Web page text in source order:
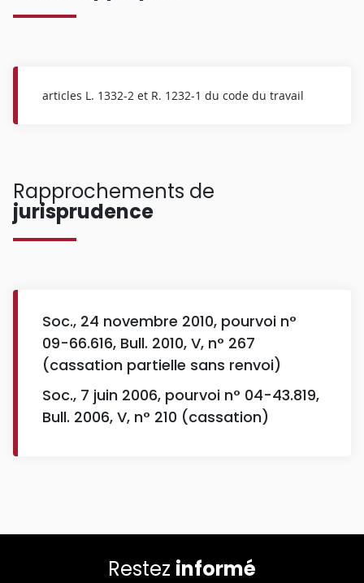
articles L. 1332-2 et R. 1232-1 du code du travail
Rapprochements de
jurisprudence
Soc., 24 novembre 2010, pourvoi n°
09-66.616, Bull. 2010, V, n° 267
(cassation partielle sans renvoi)
Soc., 7 juin 2006, pourvoi n° 04-43.819,
Bull. 2006, V, n° 210 (cassation)
Restez informé